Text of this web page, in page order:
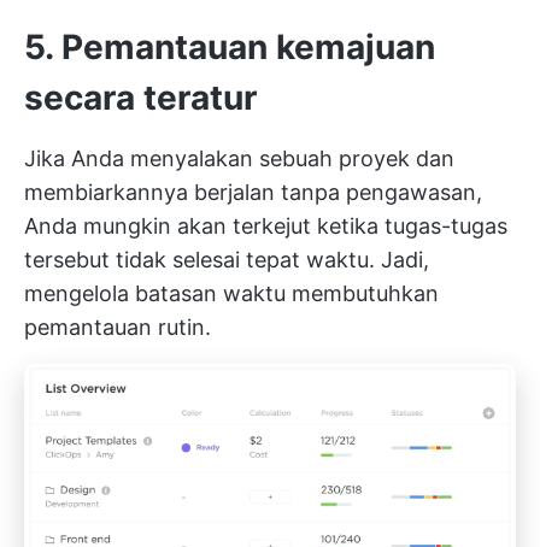
5. Pemantauan kemajuan
secara teratur
Jika Anda menyalakan sebuah proyek dan
membiarkannya berjalan tanpa pengawasan,
Anda mungkin akan terkejut ketika tugas-tugas
tersebut tidak selesai tepat waktu. Jadi,
mengelola batasan waktu membutuhkan
pemantauan rutin.